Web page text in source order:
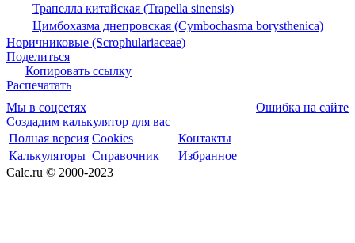
Трапелла китайская (Trapella sinensis)
Цимбохазма днепровская (Cymbochasma borysthenica)
Норичниковые (Scrophulariaceae)
Поделиться
Копировать ссылку
Распечатать
Мы в соцсетях
Ошибка на сайте
Создадим калькулятор для вас
Полная версия Cookies
Контакты
Калькуляторы Справочник
Избранное
Calc.ru © 2000-2023